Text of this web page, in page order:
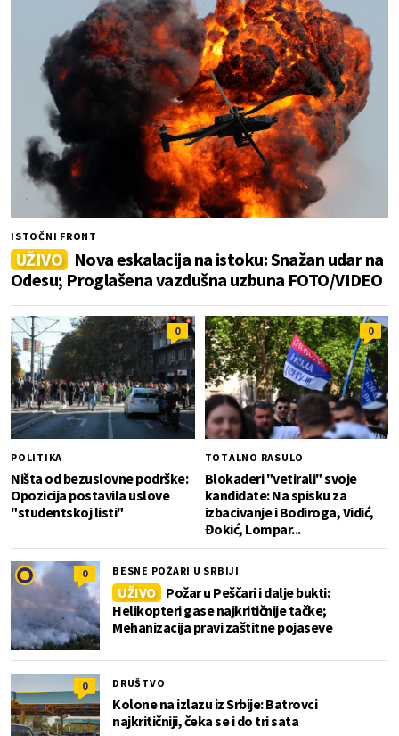
ISTOČNI FRONT
UŽIVO Nova eskalacija na istoku: Snažan udar na
Odesu; Proglašena vazdušna uzbuna FOTO/VIDEO
0
POLITIKA
Ništa od bezuslovne podrške:
Opozicija postavila uslove
"studentskoj listi"
0
TOTALNO RASULO
Blokaderi "vetirali" svoje
kandidate: Na spisku za
izbacivanje i Bodiroga, Vidić,
Đokić, Lompar...
0 BESNE POŽARI U SRBIJI
UŽIVO
Požar u Peščari i dalje bukti:
Helikopteri gase najkritičnije tačke;
Mehanizacija pravi zaštitne pojaseve
0 DRUŠTVO
Kolone na izlazu iz Srbije: Batrovci
najkritičniji, čeka se i do tri sata